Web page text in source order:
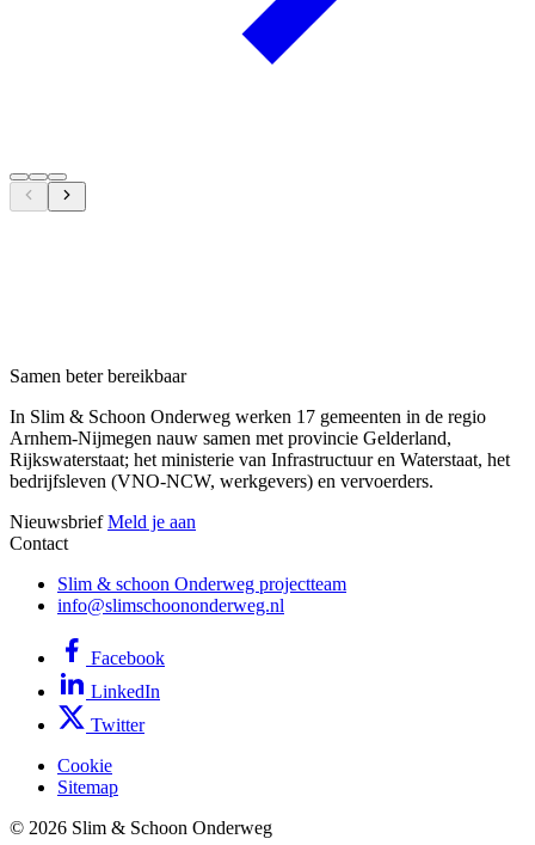
Samen beter bereikbaar
In Slim & Schoon Onderweg werken 17 gemeenten in de regio
Arnhem-Nijmegen nauw samen met provincie Gelderland,
Rijkswaterstaat; het ministerie van Infrastructuur en Waterstaat, het
bedrijfsleven (VNO-NCW, werkgevers) en vervoerders.
Nieuwsbrief Meld je aan
Contact
Slim & schoon Onderweg projectteam
info@slimschoononderweg.nl
Facebook
LinkedIn
Twitter
Cookie
Sitemap
© 2026 Slim & Schoon Onderweg